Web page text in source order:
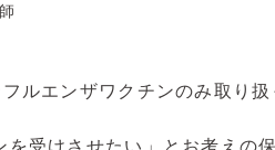
ルエンザワクチンのみ取り扱
受けさせたい」とお考えの